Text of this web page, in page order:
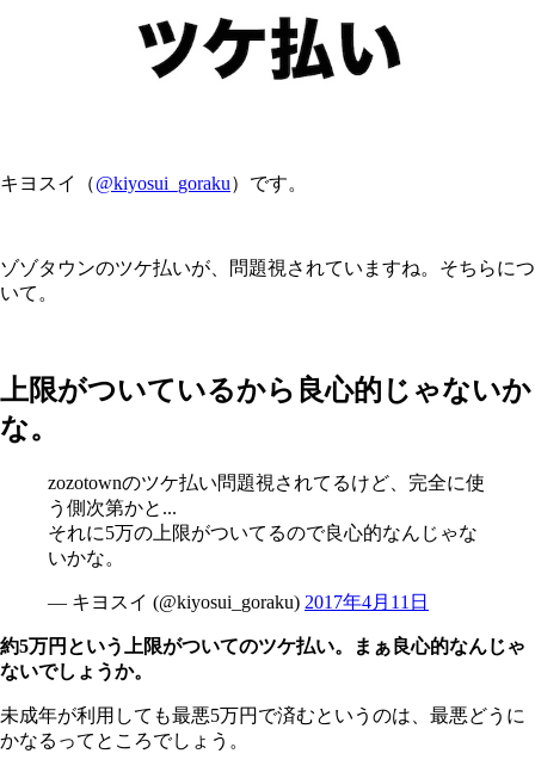
キヨスイ（@kiyosui_goraku）です。
ゾゾタウンのツケ払いが、問題視されていますね。そちらにつ
いて。
上限がついているから良心的じゃないか
な。
zozotownのツケ払い問題視されてるけど、完全に使
う側次第かと...
それに5万の上限がついてるので良心的なんじゃな
いかな。
— キヨスイ (@kiyosui_goraku) 2017年4月11日
約5万円という上限がついてのツケ払い。まぁ良心的なんじゃ
ないでしょうか。
未成年が利用しても最悪5万円で済むというのは、最悪どうに
かなるってところでしょう。